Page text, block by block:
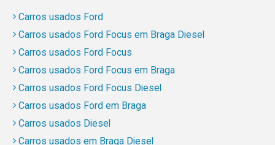
Carros usados Ford
Carros usados Ford Focus em Braga Diesel
Carros usados Ford Focus
Carros usados Ford Focus em Braga
Carros usados Ford Focus Diesel
Carros usados Ford em Braga
Carros usados Diesel
Carros usados em Braga Diesel